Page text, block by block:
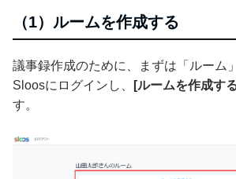
（1）ルームを作成する
議事録作成のために、まずは「ルーム
Sloosにログインし、
[ルームを作成す
す。